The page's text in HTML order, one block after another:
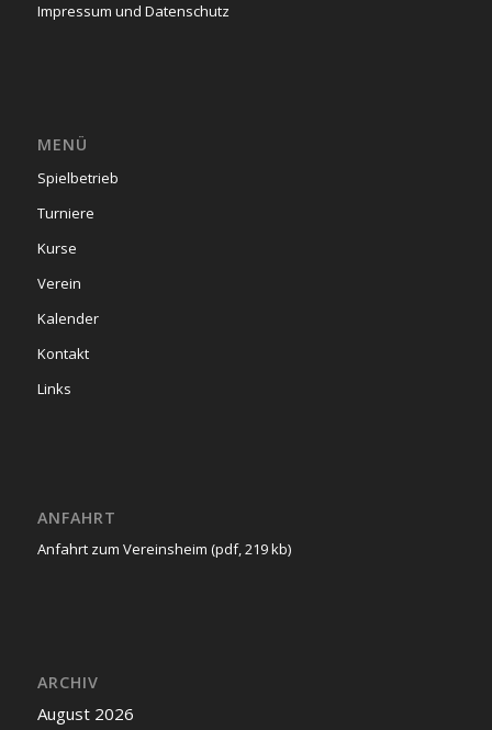
Impressum und Datenschutz
MENÜ
Spielbetrieb
Turniere
Kurse
Verein
Kalender
Kontakt
Links
ANFAHRT
Anfahrt zum Vereinsheim (pdf, 219 kb)
ARCHIV
August 2026